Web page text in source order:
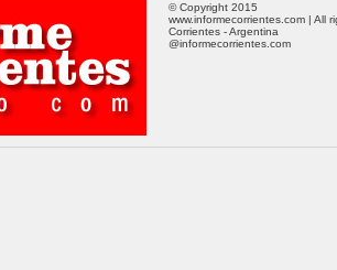
© Copyright 2015
www.informecorrientes.com | All
Corrientes - Argentina
@informecorrientes.com